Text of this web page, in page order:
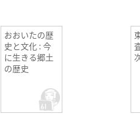
おおいたの歴
史と文化 : 今
に生きる郷土
の歴史